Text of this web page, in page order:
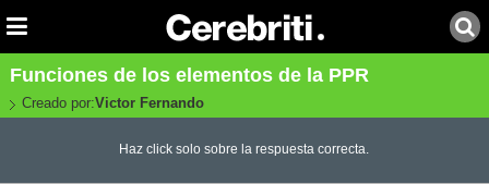
Funciones de los elementos de la PPR
Creado por:Victor Fernando
Haz click solo sobre la respuesta correcta.